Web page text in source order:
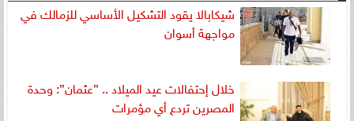
شيكابالا يقود التشكيل الأساسي للزمالك في
مواجهة أسوان
خلال إحتفالات عيد الميلاد .. ”عثمان”: وحدة
المصرين تردع أي مؤمرات